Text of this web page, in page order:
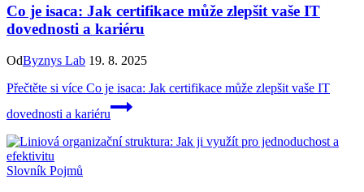
Co je isaca: Jak certifikace může zlepšit vaše IT
dovednosti a kariéru
OdByznys Lab 19. 8. 2025
Přečtěte si více Co je isaca: Jak certifikace může zlepšit vaše IT
dovednosti a kariéru
Slovník Pojmů